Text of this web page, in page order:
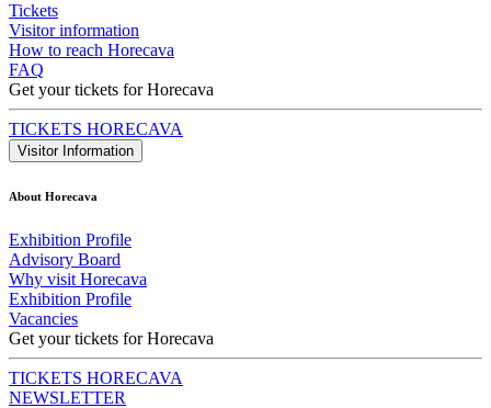
Tickets
Visitor information
How to reach Horecava
FAQ
Get your tickets for Horecava
TICKETS HORECAVA
Visitor Information
About Horecava
Exhibition Profile
Advisory Board
Why visit Horecava
Exhibition Profile
Vacancies
Get your tickets for Horecava
TICKETS HORECAVA
NEWSLETTER